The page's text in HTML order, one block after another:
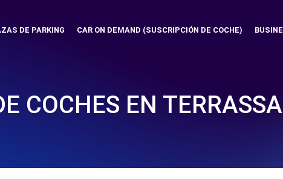
DE PARKING CAR ON DEMAND (SUSCRIPCIÓN DE COCHE)
COCHES EN TERRASSA